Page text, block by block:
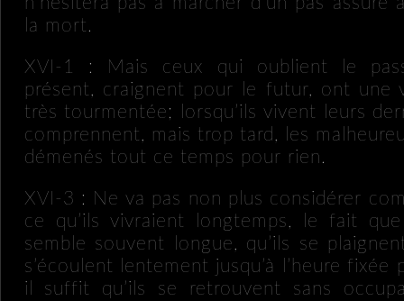
la mort.
XVI-1 : Mais ceux qui oublient le
présent, craignent pour le futur, ont une
très tourmentée; lorsqu’ils vivent leurs
comprennent, mais trop tard, les
démenés tout ce temps pour rien.
XVI-3 : Ne va pas non plus considérer
ce qu’ils vivraient longtemps, le fait
semble souvent longue, qu’ils se
s’écoulent lentement jusqu’à l’heure
il suffit qu’ils se retrouvent sans